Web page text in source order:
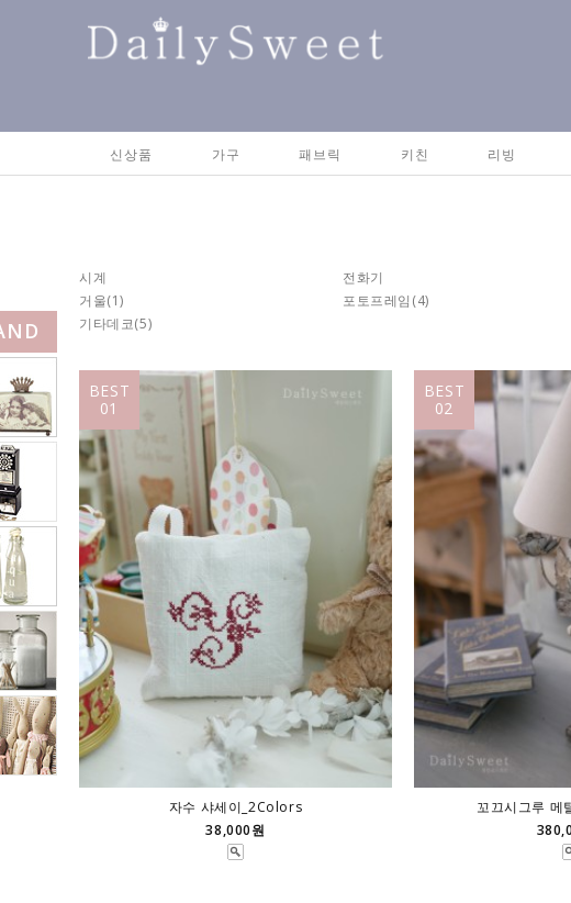
신상품 가구 패브릭 키친 리빙
시계 전화기
거울(1) 포토프레임 (4)
기타데코(5)
BEST
01
자수 샤세이_2Colors
38,000원
BEST
02
꼬끄시그루 메